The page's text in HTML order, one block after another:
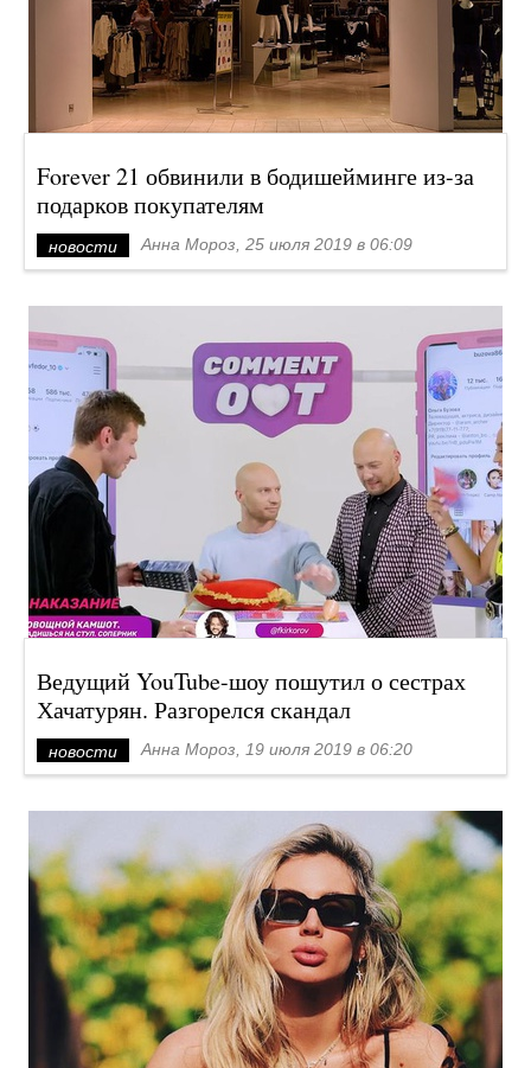
Forever 21 обвинили в бодишейминге из-за
подарков покупателям
новости Анна Мороз, 25 июля 2019 в 06:09
Ведущий YouTube-шоу пошутил о сестрах
Хачатурян. Разгорелся скандал
новости Анна Мороз, 19 июля 2019 в 06:20